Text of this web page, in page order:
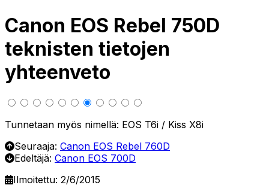
Canon EOS Rebel 750D
teknisten tietojen
yhteenveto
Tunnetaan myös nimellä: EOS T6i / Kiss X8i
Seuraaja: Canon EOS Rebel 760D
Edeltäjä: Canon EOS 700D
Ilmoitettu: 2/6/2015